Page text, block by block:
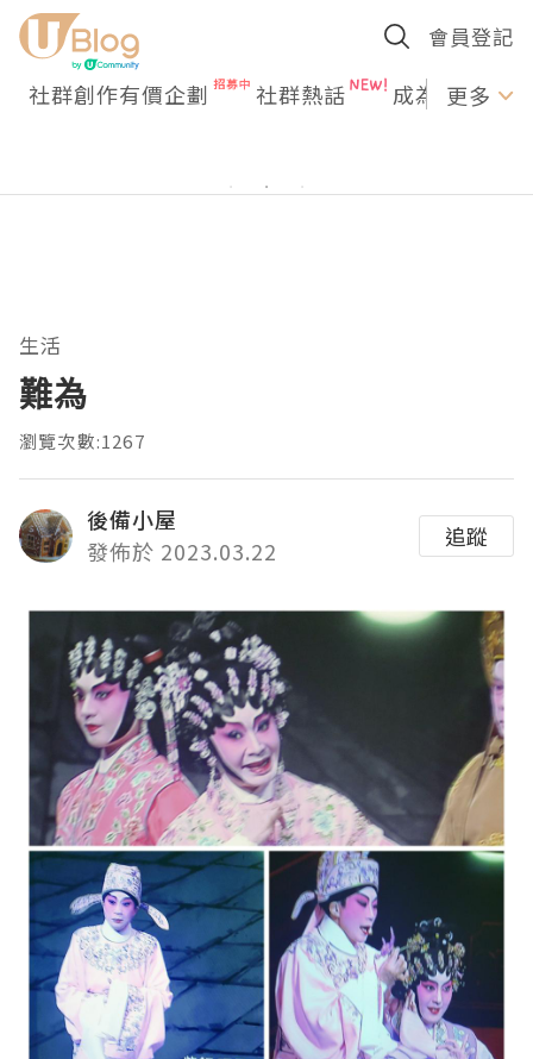
會員登記
社群創作有價企劃 社群熱話 成為U更多
生活
難為
瀏覽次數:1267
後備小屋
發佈於 2023.03.22
追蹤